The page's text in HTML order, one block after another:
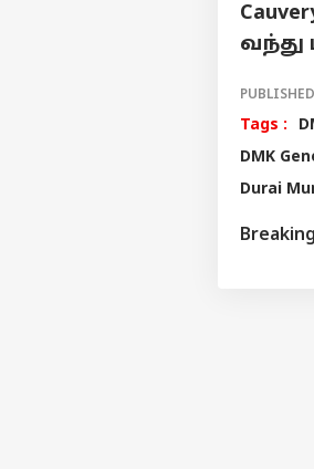
வந்து
Tags :
DMK
Durai